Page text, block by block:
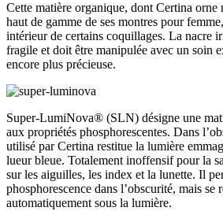
Cette matière organique, dont Certina orne
haut de gamme de ses montres pour
intérieur de certains coquillages. La nacre
fragile et doit être manipulée avec un soin
encore plus précieuse.
Super-LumiNova® (SLN) désigne une
aux propriétés phosphorescentes. Dans
utilisé par Certina restitue la lumière
lueur bleue. Totalement inoffensif pour la
sur les aiguilles, les index et la lunette. Il
phosphorescence dans l’obscurité, mais se
automatiquement sous la lumière.